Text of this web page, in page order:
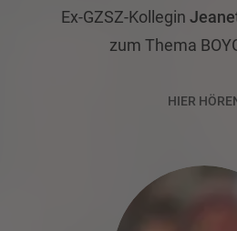
Ex-GZSZ-Kollegin
zum Thema
HIER